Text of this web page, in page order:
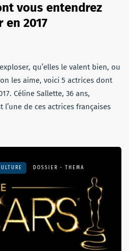
vous entendrez
2017
qu’elles le valent bien, ou
les aime, voici 5 actrices dont
Céline Sallette, 36 ans,
l’une de ces actrices françaises
DOSSIER - THEMA